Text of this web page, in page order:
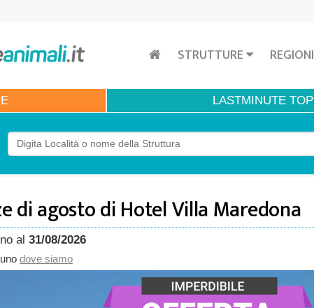
STRUTTURE REGIONI
LASTMINUTE TOP
di agosto di Hotel Villa Maredona
al 31/08/2026
dove siamo